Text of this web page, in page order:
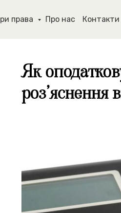
права Про нас Контакти
Як